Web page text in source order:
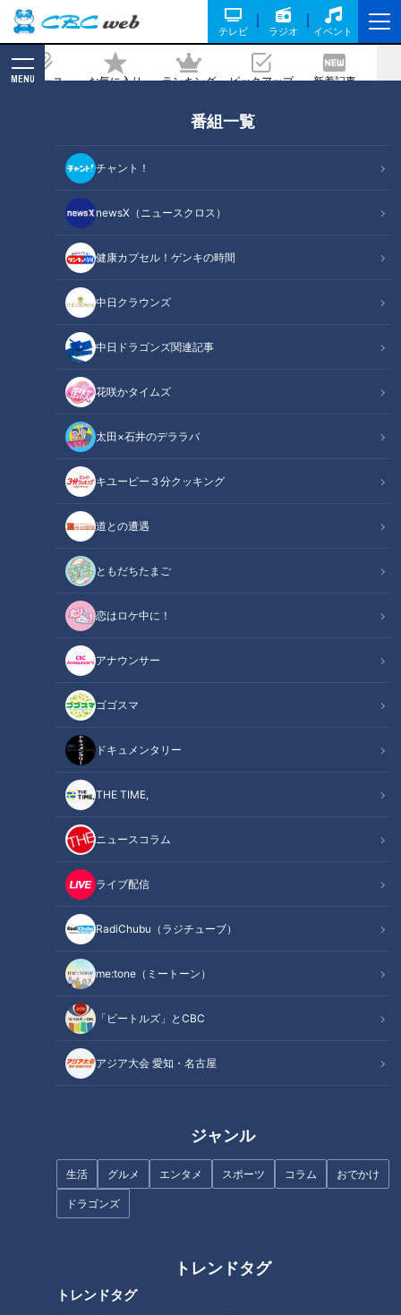
テレビ ラジオ イベント
ニュース お気に入り ランキング ピックアップ 新着記事
MENU
番組一覧
チャント！
newsX（ニュースクロス）
健康カプセル！ゲンキの時間
中日クラウンズ
中日ドラゴンズ関連記事
花咲かタイムズ
太田×石井のデララバ
キユーピー３分クッキング
道との遭遇
ともだちたまご
恋はロケ中に！
アナウンサー
ゴゴスマ
ドキュメンタリー
THE TIME,
ニュースコラム
ライブ配信
RadiChubu（ラジチューブ）
me:tone（ミートーン）
「ビートルズ」とCBC
アジア大会 愛知・名古屋
ジャンル
生活 グルメ エンタメ スポーツ コラム おでかけ
ドラゴンズ
トレンドタグ
トレンドタグ
に 逆風の食品製造業界でも好調をキー
プする老舗製菓会社の取り組みとは
記事に戻る
社員の小さな「カイゼン」が大きな利益に 逆風の食品製造業界でも好
調をキープする老舗製菓会社の取り組みとは
この記事の画像
記事に戻る
この記事を見たあなたへのおすすめ
小笠原慎之介に復帰勝利を献
上！ドラゴンズ“お人好しにもほ
どがある”？
涌井秀章が２２年連続の勝利！
竜ユニホームでの達成に本拠地
力と10%の底上げの裏にあった
ブラックドアラがお出迎え！井
上竜の週末ジャイアンツ戦グル
ーゼ」の店名に顔を赤らめる？